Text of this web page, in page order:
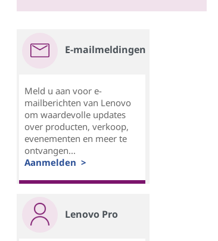
E-mailmeldingen
Meld u aan voor e-
mailberichten van Lenovo
om waardevolle updates
over producten, verkoop,
evenementen en meer te
ontvangen...
Aanmelden >
Lenovo Pro